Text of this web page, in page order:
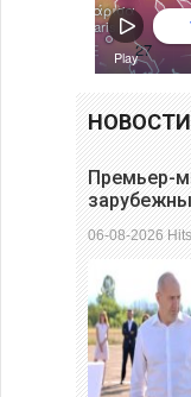
Премьер-
06-08-2026